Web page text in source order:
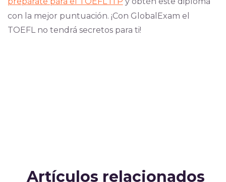
con la mejor puntuación. ¡Con GlobalExam el
TOEFL no tendrá secretos para ti!
Artículos relacionados